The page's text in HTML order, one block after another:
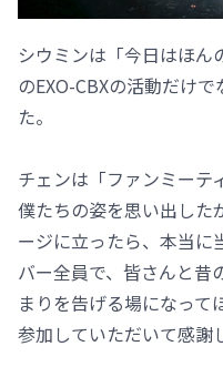
シウミンは「今日はほ
のEXO-CBXの活動だけ
た。
チェンは「ファンミーテ
僕たちの姿を思い出した
ージに立ったら、本当に
バー全員で、皆さんと昔
まりを告げる場になっ
参加していただいて感謝